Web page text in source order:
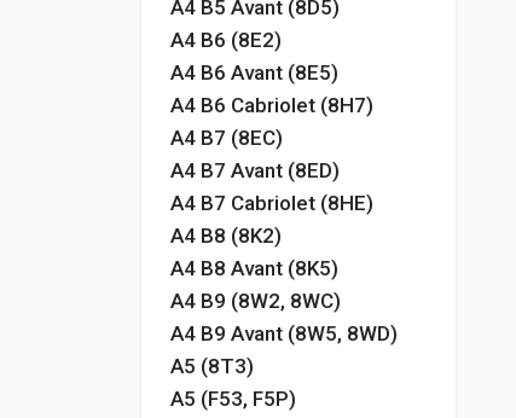
A4 B5 Avant (8D5)
A4 B6 (8E2)
A4 B6 Avant (8E5)
A4 B6 Cabriolet (8H7)
A4 B7 (8EC)
A4 B7 Avant (8ED)
A4 B7 Cabriolet (8HE)
A4 B8 (8K2)
A4 B8 Avant (8K5)
A4 B9 (8W2, 8WC)
A4 B9 Avant (8W5, 8WD)
A5 (8T3)
A5 (F53, F5P)